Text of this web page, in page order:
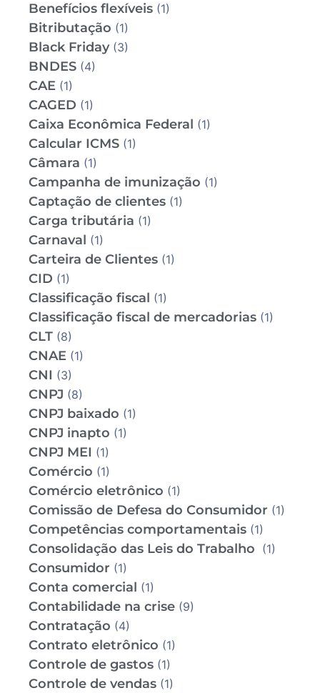
Benefícios flexíveis (1)
Bitributação (1)
Black Friday(3)
BNDES (4)
CAE (1)
CAGED (1)
Caixa Econômica Federal (1)
Calcular ICMS (1)
Câmara (1)
Campanha de imunização (1)
Captação de clientes (1)
Carga tributária (1)
Carnaval (1)
Carteira de Clientes (1)
CID (1)
Classificação fiscal (1)
Classificação fiscal de mercadorias (1)
CLT (8)
CNAE (1)
CNI (3)
CNPJ (8)
CNPJ baixado (1)
CNPJ inapto (1)
CNPJ MEI (1)
Comércio (1)
Comércio eletrônico (1)
Comissão de Defesa do Consumidor (1)
Competências comportamentais (1)
Consolidação das Leis do Trabalho (1)
Consumidor (1)
Conta comercial (1)
Contabilidade na crise (9)
Contratação (4)
Contrato eletrônico (1)
Controle de gastos (1)
Controle de vendas (1)